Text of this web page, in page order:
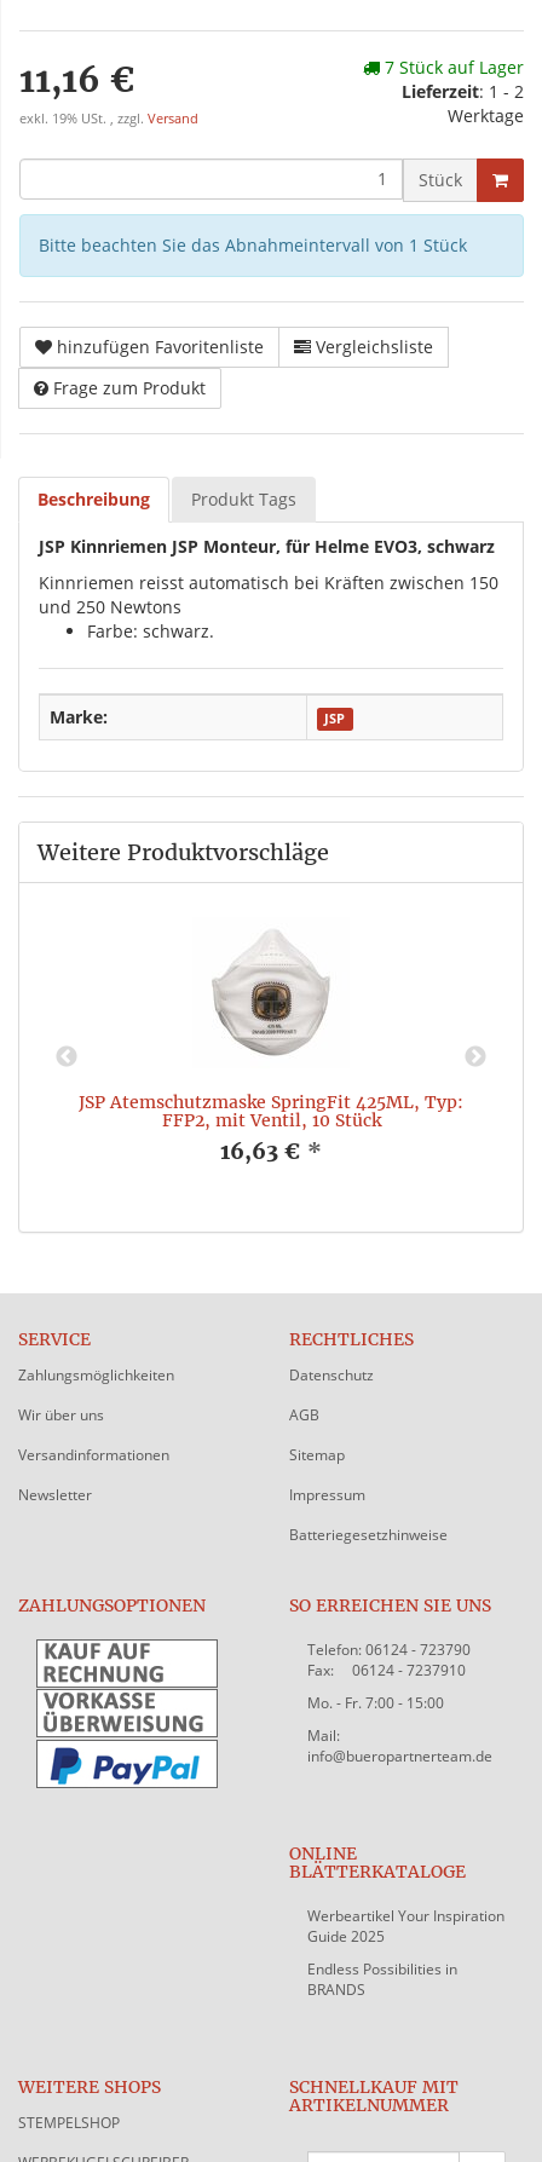
11,16 €
exkl. 19% USt. , zzgl. Versand
7 Stück auf Lager
Lieferzeit: 1 - 2
Werktage
Stück
Bitte beachten Sie das Abnahmeintervall von 1 Stück
hinzufügen Favoritenliste
Vergleichsliste
Frage zum Produkt
Beschreibung Produkt Tags
JSP Kinnriemen JSP Monteur, für Helme EVO3, schwarz
Kinnriemen reisst automatisch bei Kräften zwischen 150
und 250 Newtons
Farbe: schwarz.
Marke: JSP
Weitere Produktvorschläge
JSP Atemschutzmaske SpringFit 425ML, Typ:
FFP2, mit Ventil, 10 Stück
16,63 € *
SERVICE
Zahlungsmöglichkeiten
Wir über uns
Versandinformationen
Newsletter
RECHTLICHES
Datenschutz
AGB
Sitemap
Impressum
Batteriegesetzhinweise
ZAHLUNGSOPTIONEN SO ERREICHEN SIE UNS
Telefon: 06124 - 723790
Fax: 06124 - 7237910
Mo. - Fr. 7:00 - 15:00
Mail:
info@bueropartnerteam.de
ONLINE
BLÄTTERKATALOGE
Werbeartikel Your Inspiration
Guide 2025
Endless Possibilities in
BRANDS
WEITERE SHOPS
STEMPELSHOP
SCHNELLKAUF MIT
ARTIKELNUMMER